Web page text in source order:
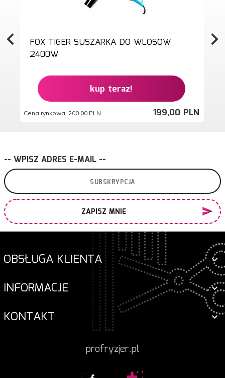
FOX TIGER SUSZARKA DO WLOSOW
2400W
kup teraz!
199,00 PLN
Cena rynkowa: 200.00 PLN
-- WPISZ ADRES E-MAIL --
ZAPISZ MNIE
OBSŁUGA KLIENTA
INFORMACJE
KONTAKT
profryzjer.pl